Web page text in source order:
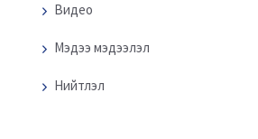
Видео
Мэдээ мэдээлэл
Нийтлэл